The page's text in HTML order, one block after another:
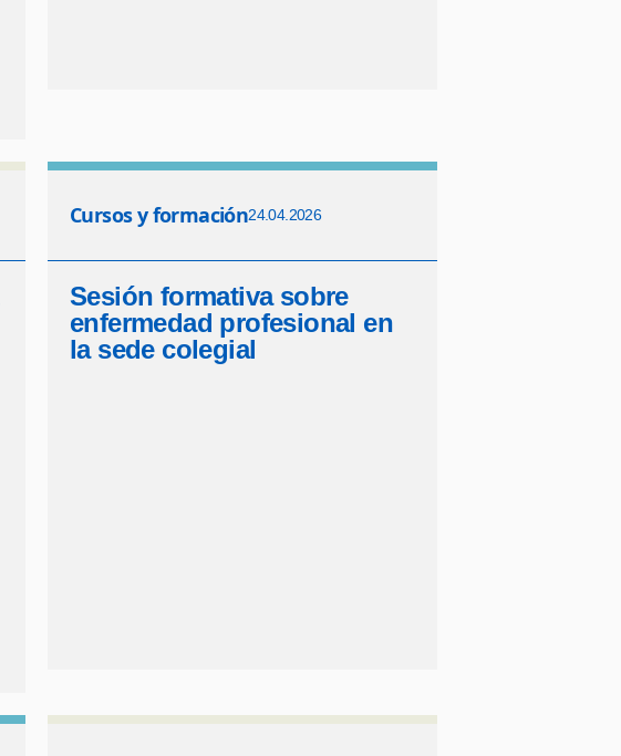
Cursos y formación24.04.2026
Sesión formativa sobre
enfermedad profesional en
la sede colegial